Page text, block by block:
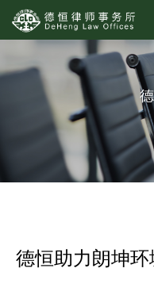
德恒助力朗坤